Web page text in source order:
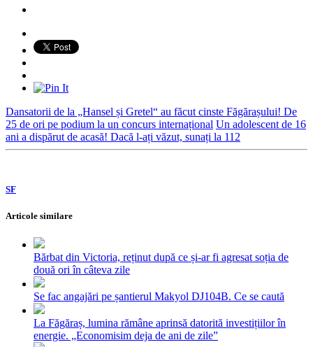
Dansatorii de la „Hansel și Gretel“ au făcut cinste Făgărașului! De
25 de ori pe podium la un concurs internațional Un adolescent de 16
ani a dispărut de acasă! Dacă l-ați văzut, sunați la 112
SF
Articole similare
Bărbat din Victoria, reținut după ce și-ar fi agresat soția de
două ori în câteva zile
Se fac angajări pe șantierul Makyol DJ104B. Ce se caută
La Făgăraș, lumina rămâne aprinsă datorită investițiilor în
energie. „Economisim deja de ani de zile”